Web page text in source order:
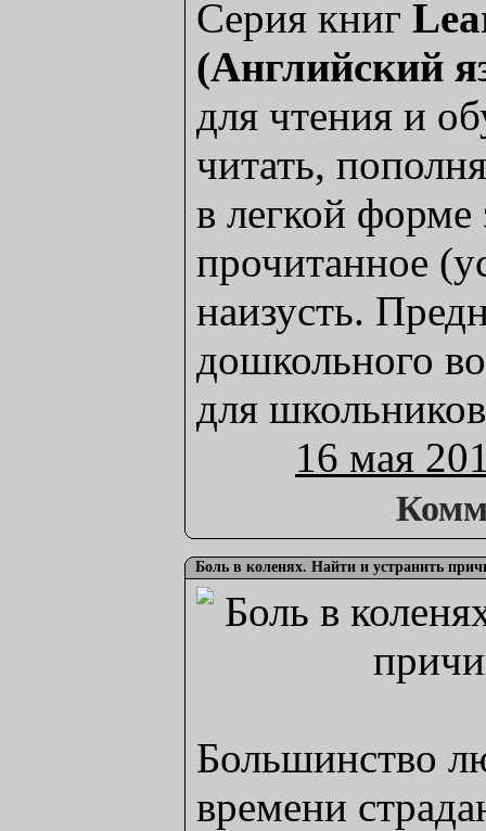
Серия книг
(Английский
для чтения и
читать,
в легкой форме
прочитанное
наизусть.
дошкольного
для
16 мая
Боль в коленях. Найти и устранить
Большинство
времени